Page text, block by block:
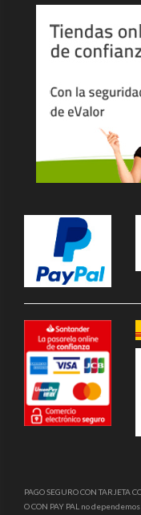
PAGO SEGURO CON TARJETA
O CON PAY PAL no